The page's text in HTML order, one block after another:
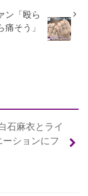
ン「殴ら
痛そう」
石麻衣とライ
ションにフ